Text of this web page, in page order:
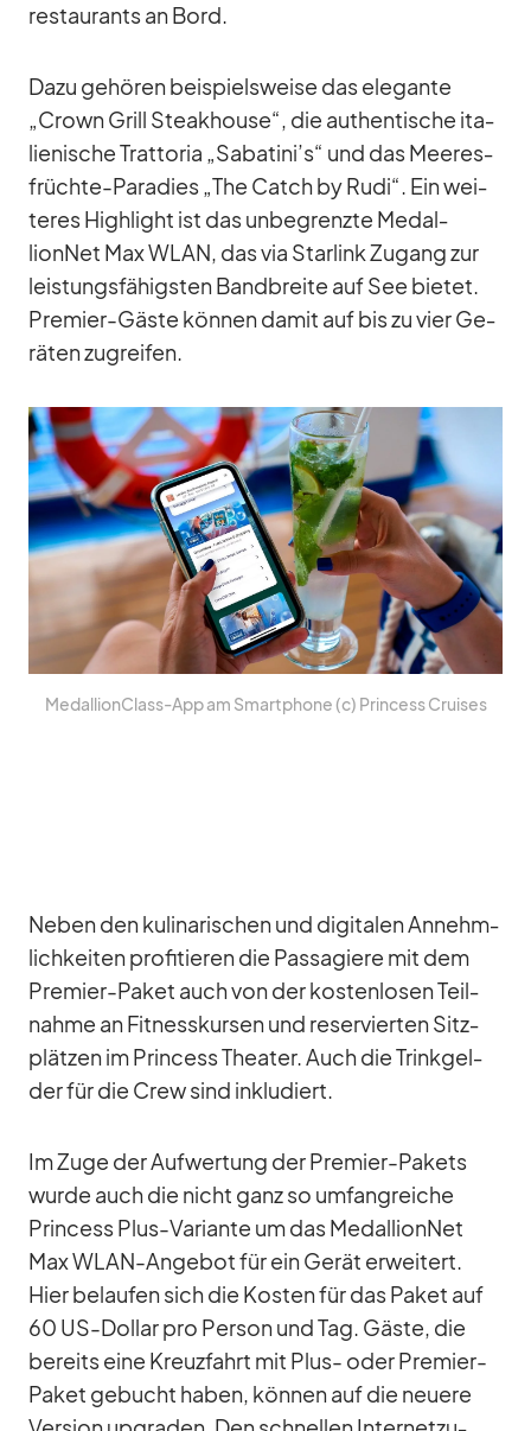
re­stau­rants an Bord.
Dazu ge­hö­ren bei­spiels­weise das ele­gante
„Crown Grill Steak­house“, die au­then­ti­sche ita­
lie­ni­sche Trat­to­ria „Sabatini’s“ und das Mee­res­
früchte-Pa­ra­dies „The Catch by Rudi“. Ein wei­
te­res High­light ist das un­be­grenzte Me­dal­
lionNet Max WLAN, das via Star­link Zu­gang zur
leis­tungs­fä­higs­ten Band­breite auf See bie­tet.
Pre­mier-Gäste kön­nen da­mit auf bis zu vier Ge­
rä­ten zu­grei­fen.
Me­dal­lionClass-App am Smart­phone (c) Prin­cess Crui­ses
Ne­ben den ku­li­na­ri­schen und di­gi­ta­len An­nehm­
lich­kei­ten pro­fi­tie­ren die Pas­sa­giere mit dem
Pre­mier-Pa­ket auch von der kos­ten­lo­sen Teil­
nahme an Fit­ness­kur­sen und re­ser­vier­ten Sitz­
plät­zen im Prin­cess Thea­ter. Auch die Trink­gel­
der für die Crew sind in­klu­diert.
Im Zuge der Auf­wer­tung der Pre­mier-Pa­kets
wurde auch die nicht ganz so um­fang­rei­che
Prin­cess Plus-Va­ri­ante um das Me­dal­lionNet
Max WLAN-An­ge­bot für ein Ge­rät er­wei­tert.
Hier be­lau­fen sich die Kos­ten für das Pa­ket auf
60 US-Dol­lar pro Per­son und Tag. Gäste, die
be­reits eine Kreuz­fahrt mit Plus- oder Pre­mier-
Pa­ket ge­bucht ha­ben, kön­nen auf die neuere